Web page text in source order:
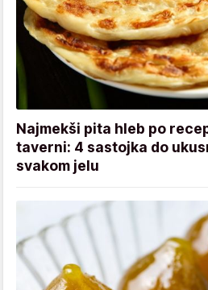
Najmekši pita hleb po
taverni: 4 sastojka do
svakom jelu